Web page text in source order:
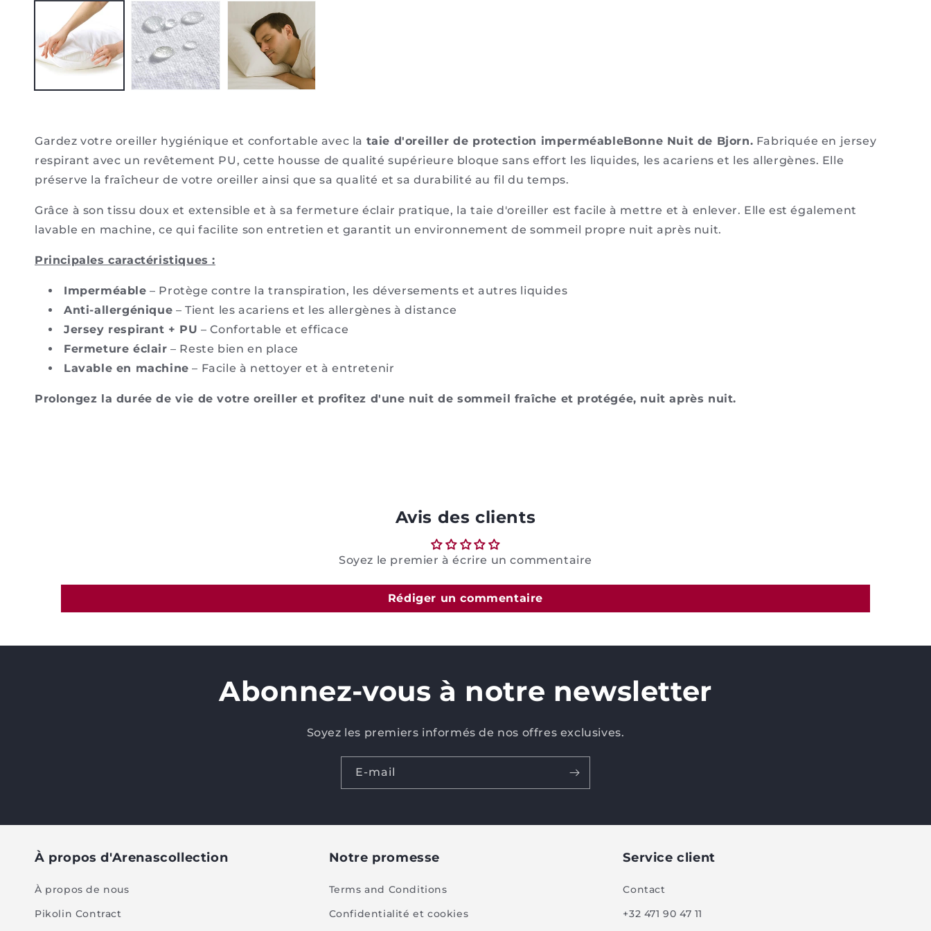
une
fenêtre
modale
Gardez votre oreiller hygiénique et confortable avec la taie d'oreiller de protection imperméableBonne Nuit de Bjorn. Fabriquée en jersey
respirant avec un revêtement PU, cette housse de qualité supérieure bloque sans effort les liquides, les acariens et les allergènes. Elle
préserve la fraîcheur de votre oreiller ainsi quesa qualité et sa durabilité au fil du temps.
Grâce à son tissu doux et extensible et à sa fermeture éclair pratique, la taie d'oreiller est facile à mettre et à enlever. Elle est également
lavable en machine, ce qui facilite son entretien et garantit un environnement de sommeil propre nuit après nuit.
Principales caractéristiques :
Imperméable – Protège contre la transpiration, les déversements et autres liquides
Anti-allergénique – Tient les acariens et les allergènes à distance
Jersey respirant + PU – Confortable et efficace
Fermeture éclair – Reste bien en place
Lavable en machine – Facile à nettoyer et à entretenir
Prolongez la durée de vie de votre oreiller et profitez d'une nuit de sommeil fraîche et protégée, nuit après nuit.
Avis des clients
Soyez le premier à écrire un commentaire
Rédiger un commentaire
Abonnez-vous à notre newsletter
Soyez les premiers informés de nos offres exclusives.
E-mail
À propos d'Arenascollection
À propos de nous
Pikolin Contract
Notre promesse
Terms and Conditions
Confidentialité et cookies
Service client
Contact
+32 471 90 47 11